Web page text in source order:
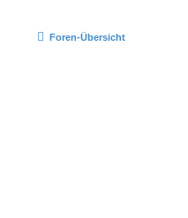
Foren-Übersicht